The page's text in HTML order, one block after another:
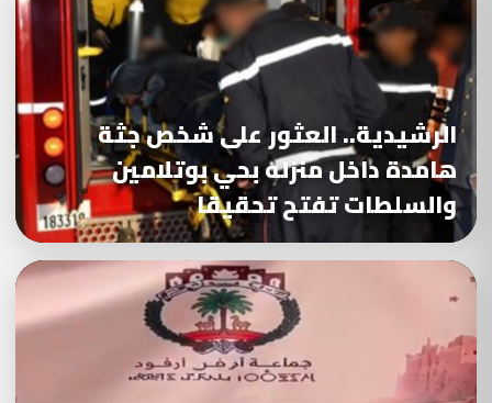
الرشيدية.. العثور على شخص جثة
هامدة داخل منزله بحي بوتلامين
والسلطات تفتح تحقيقا